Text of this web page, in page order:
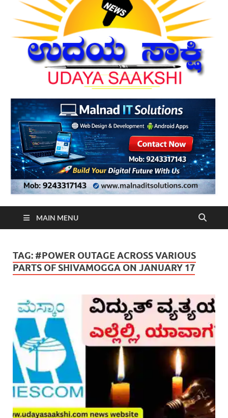
MAIN MENU
TAG: #POWER OUTAGE ACROSS VARIOUS
PARTS OF SHIVAMOGGA ON JANUARY 17